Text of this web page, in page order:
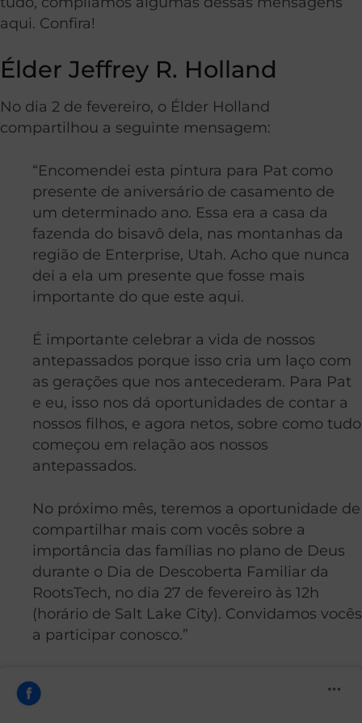
aqui. Confira!
Élder Jeffrey R. Holland
No dia 2 de fevereiro, o Élder Holland
compartilhou a seguinte mensagem:
“Encomendei esta pintura para Pat como
presente de aniversário de casamento de
um determinado ano. Essa era a casa da
fazenda do bisavô dela, nas montanhas da
região de Enterprise, Utah. Acho que nunca
dei a ela um presente que fosse mais
importante do que este aqui.
É importante celebrar a vida de nossos
antepassados porque isso cria um laço com
as gerações que nos antecederam. Para Pat
e eu, isso nos dá oportunidades de contar a
nossos filhos, e agora netos, sobre como tudo
começou em relação aos nossos
antepassados.
No próximo mês, teremos a oportunidade de
compartilhar mais com vocês sobre a
importância das famílias no plano de Deus
durante o Dia de Descoberta Familiar da
RootsTech, no dia 27 de fevereiro às 12h
(horário de Salt Lake City). Convidamos vocês
a participar conosco.”